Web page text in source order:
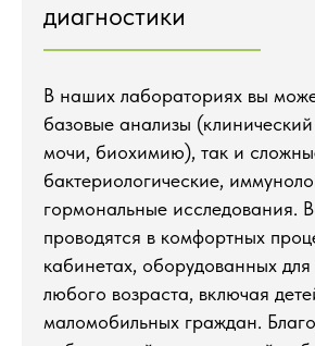
диагностики
В наших лабораториях вы
базовые анализы
мочи, биохимию), так и
бактериологические,
гормональные исследования.
проводятся в комфортных
кабинетах, оборудованных
любого возраста, включая
маломобильных граждан.